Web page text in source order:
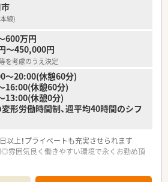
線)
600万円
～450,000円
を考慮のうえ決定
～20:00(休憩60分)
16:00(休憩60分)
13:00(休憩0分)
形労働時間制、週平均40時間のシフ
以上！プライベートも充実させられます
雰囲気良く働きやすい環境で永くお勤め頂